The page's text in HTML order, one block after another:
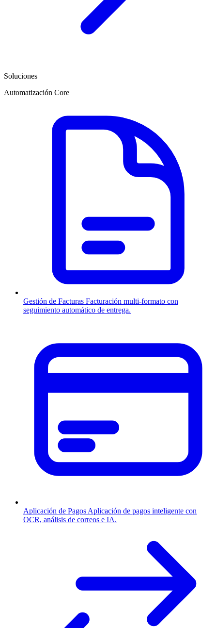
Soluciones
Automatización Core
Gestión de Facturas Facturación multi-formato con
seguimiento automático de entrega.
Aplicación de Pagos Aplicación de pagos inteligente con
OCR, análisis de correos e IA.